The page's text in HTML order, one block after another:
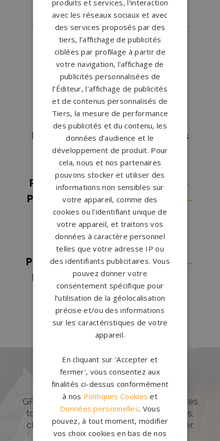
Pompes funèbres Phalempin
Pompes funèbres Quesnoy-sur-
Deûle →
Pompes funèbres Roncq
Pompes funèbres Roubaix
Pompes funèbres Saint Pol Sur
Mer→
Pompes funèbres Somain
Pompes funèbres St Amand Les
Eaux→
Pompes funèbres ST ANDRE
Pompes funèbres TOURCOING
→
Pompes funèbres Valenciennes
→
Pompes funèbres Villeneuve-
d'Ascq →
Pompes funèbres Wallers
Pompes funèbres Wambrechies
→
Pompes funèbres Wasquehal
Pompes funèbres Wattrelos
Pompes funèbres Waziers
Des pierres tombales uniques et
originales
GPG Granit offre un large choix de pierres
tombales en granit de styles modernes,
classiques ou originales à personnaliser.
produits et services, l'interaction
avec les réseaux sociaux et avec
des services proposés par des
tiers, l’affichage de publicités
ciblées par profilage à partir de
votre navigation, l'affichage de
publicités personnalisées de
l’Éditeur, l'affichage de publicités
et de contenus personnalisés de
Tiers, la mesure de performance
des publicités et du contenu, les
données d’audience et le
développement de produit. Pour
cela, nous et nos partenaires
pouvons stocker et utiliser des
informations non sensibles sur
votre appareil, comme des
cookies ou l'identifiant unique de
votre appareil, et traitons vos
données à caractère personnel
telles que votre adresse IP ou
des identifiants publicitaires. Vous
pouvez donner votre
consentement spécifique pour
l’utilisation de la géolocalisation
précise et/ou des informations
sur les caractéristiques de votre
appareil.
En cliquant sur 'Accepter et
fermer', vous consentez aux
finalités ci-dessus conformément
à nos Politiques Cookies et
Données personnelles. Vous
pouvez, à tout moment, modifier
vos choix cookies en bas de nos